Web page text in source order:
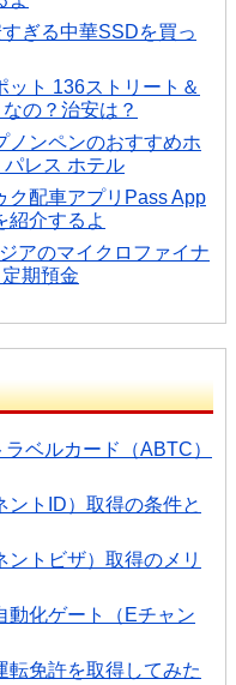
ぎる中華SSDを買っ
ット 136ストリート＆
の？治安は？
ノンペンのおすすめホ
レス ホテル
ク配車アプリPass App
紹介するよ
アのマイクロファイナ
期預金
ベルカード（ABTC）
ントID）取得の条件と
トビザ）取得のメリ
動化ゲート（Eチャン
転免許を取得してみた